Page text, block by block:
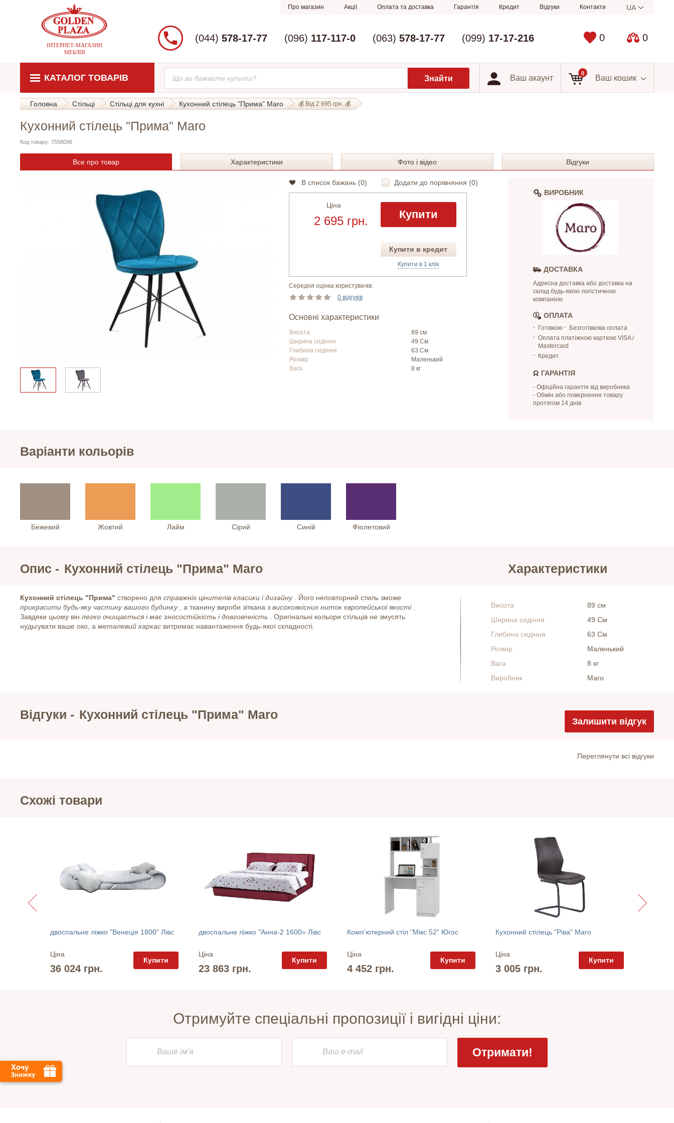
ІНТЕРНЕТ-МАГАЗИН
МЕБЛІВ
Про магазин Акції Оплата та доставка Гарантія Кредит Відгуки Контакти UA
0 0
(044) 578-17-77 (096) 117-117-0 (063) 578-17-77 (099) 17-17-216
КАТАЛОГ ТОВАРІВ Ваш акаунт
0
Ваш кошик
Головна Стільці Стільці для кухні Кухонний стілець "Прима" Maro 💰 Від 2 695 грн. 💰
Кухонний стілець "Прима" Maro
Код товару: 7558096
Все про товар Характеристики Фото і відео Відгуки
В список бажань (0) Додати до порівняння (0)
Ціна
2 695 грн. Купити
Купити в кредит
Купити в 1 клік
Середня оцінка користувачів:
0 відгуків
Основні характеристики
Висота
89 см
Ширина сидіння
49 См
Глибина сидіння
63 См
Розмір
Маленький
Вага
8 кг
ВИРОБНИК
ДОСТАВКА
Адресна доставка або доставка на
склад будь-якою логістичною
компанією
ОПЛАТА
Готівкою
Безготівкова оплата
Оплата платіжною карткою VISA /
Mastercard
Кредит
ГАРАНТІЯ
- Офіційна гарантія від виробника
- Обмін або повернення товару
протягом 14 днів
Варіанти кольорів
Бежевий Жовтий Лайм Сірий Синій Фіолетовий
Опис - Кухонний стілець "Прима" Maro Характеристики
Кухонний стілець "Прима" створено для справжніх цінителів класики і дизайну
. Його неповторний стиль зможе
прикрасити будь-яку частину вашого будинку
, а тканину вироби зіткана з високоякісних ниток європейської якості
Завдяки цьому він легко очищається і має зносостійкість і довговічність
. Оригінальні кольори стільців не змусять
нудьгувати ваше око, а металевий каркас витримає навантаження будь-якої складності.
Висота
89 см
Ширина сидіння
49 См
Глибина сидіння
63 См
Розмір
Маленький
Вага
8 кг
Виробник
Maro
Відгуки - Кухонний стілець "Прима" Maro Залишити відгук
Переглянути всі відгуки
Схожі товари
двоспальне ліжко "Венеція 1800" Лівс
Ціна
36 024 грн.
Купити
двоспальне ліжко "Анна-2 1600» Лівс
Ціна
23 863 грн.
Купити
Комп'ютерний стіл "Мікс 52" Югос
Ціна
4 452 грн.
Купити
Кухонний стілець "Ріва" Maro
Ціна
3 005 грн.
Купити
Отримуйте спеціальні пропозиції і вигідні ціни: